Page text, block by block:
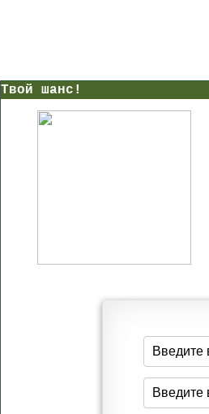
Твой шанс!